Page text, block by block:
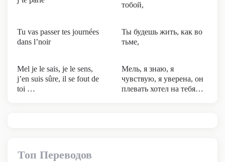
тобой,
Tu vas passer tes journées
dans l’noir
Ты будешь жить, как во
тьме,
Mel je le sais, je le sens,
j’en suis sûre, il se fout de
toi …
Мель, я знаю, я
чувствую, я уверена, он
плевать хотел на тебя…
Топ Переводов